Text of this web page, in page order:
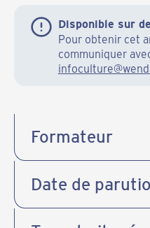
Disponible sur
Pour obtenir cet
communiquer
Formateur
Date de